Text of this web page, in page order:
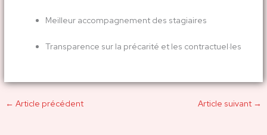
Meilleur accompagnement des stagiaires
Transparence sur la précarité et les contractuel·les
← Article précédent Article suivant →